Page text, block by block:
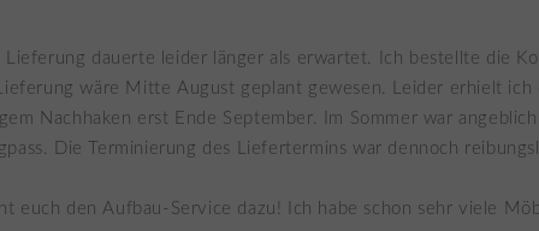
Lieferung dauerte leider länger als erwartet. Ich bestellte die
wäre Mitte August geplant gewesen. Leider erhielt ich
Nachhaken erst Ende September. Im Sommer war
Die Terminierung des Liefertermins war dennoch
euch den Aufbau-Service dazu! Ich habe schon sehr viele